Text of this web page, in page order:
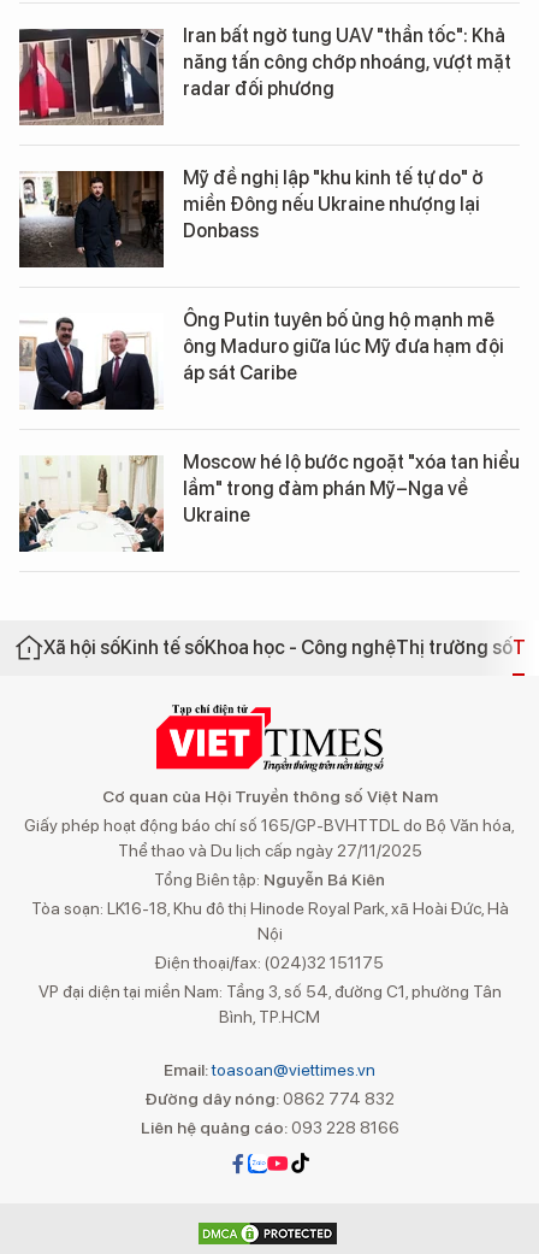
Iran bất ngờ tung UAV "thần tốc": Khả
năng tấn công chớp nhoáng, vượt mặt
radar đối phương
Mỹ đề nghị lập "khu kinh tế tự do" ở
miền Đông nếu Ukraine nhượng lại
Donbass
Ông Putin tuyên bố ủng hộ mạnh mẽ
ông Maduro giữa lúc Mỹ đưa hạm đội
áp sát Caribe
Moscow hé lộ bước ngoặt "xóa tan hiểu
lầm" trong đàm phán Mỹ–Nga về
Ukraine
Xã hội sốKinh tế sốKhoa học - Công nghệThị trường số
Cơ quan của Hội Truyền thông số Việt Nam
Giấy phép hoạt động báo chí số 165/GP-BVHTTDL do Bộ Văn hóa,
Thể thao và Du lịch cấp ngày 27/11/2025
Tổng Biên tập: Nguyễn Bá Kiên
Tòa soạn: LK16-18, Khu đô thị Hinode Royal Park, xã Hoài Đức, Hà
Nội
Điện thoại/fax: (024)32 151175
VP đại diện tại miền Nam: Tầng 3, số 54, đường C1, phường Tân
Bình, TP.HCM
Email:toasoan@viettimes.vn
Đường dây nóng: 0862 774 832
Liên hệ quảng cáo:093 228 8166